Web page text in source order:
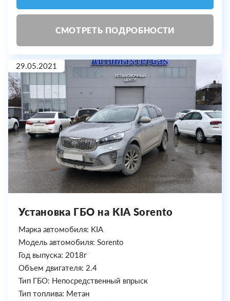
СМОТРЕТЬ ПОДРОБНОСТИ
29.05.2021
Установка ГБО на KIA Sorento
Марка автомобиля: KIA
Модель автомобиля: Sorento
Год выпуска: 2018г
Объем двигателя: 2.4
Тип ГБО: Непосредственный впрыск
Тип топлива: Метан